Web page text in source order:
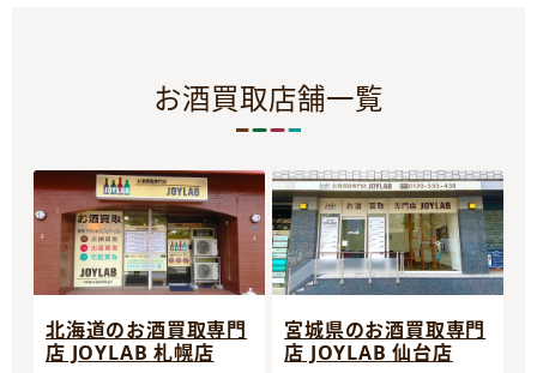
お酒買取店舗一覧
北海道のお酒買取専門
店 JOYLAB 札幌店
宮城県のお酒買取専門
店 JOYLAB 仙台店